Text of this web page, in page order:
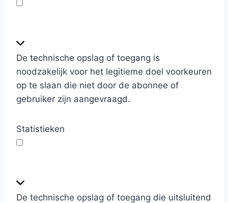
o
o
r
k
e
r
e
De technische opslag of toegang is
noodzakelijk voor het legitieme doel voorkeuren
op te slaan die niet door de abonnee of
gebruiker zijn aangevraagd.
Statistieken
t
a
De technische opslag of toegang die uitsluitend